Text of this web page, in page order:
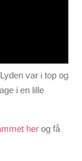
var i top og
i en lille
her og få